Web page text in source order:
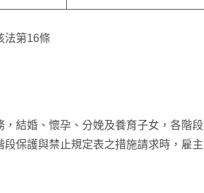
法第16條
結婚、懷孕、分娩及養育子女，各階段
保護與禁止規定表之措施請求時，雇主